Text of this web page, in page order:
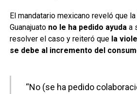
El mandatario mexicano reveló que
Guanajuato no le ha pedido ayuda a
resolver el caso y reiteró que la
se debe al incremento del
“No (se ha pedido